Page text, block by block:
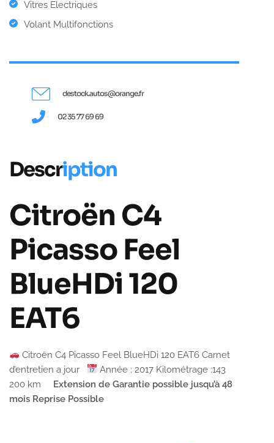
Vitres Electriques
Volant Multifonctions
destock.autos@orange.fr
02 35 77 69 69
Description
Citroën C4
Picasso Feel
BlueHDi 120
EAT6
Citroën C4 Picasso Feel BlueHDi 120 EAT6 Carnet
d’entretien a jour
Année : 2017 Kilométrage :143
200 km Extension de Garantie possible jusqu’à 48
mois Reprise Possible